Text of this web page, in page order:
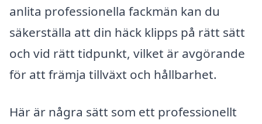
anlita professionella fackmän kan du
säkerställa att din häck klipps på rätt sätt
och vid rätt tidpunkt, vilket är avgörande
för att främja tillväxt och hållbarhet.
Här är några sätt som ett professionellt